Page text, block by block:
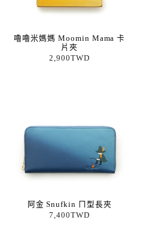
嚕嚕米媽媽 Moomin Mama 卡
片夾
2,900TWD
阿金 Snufkin ㄇ型長夾
7,400TWD